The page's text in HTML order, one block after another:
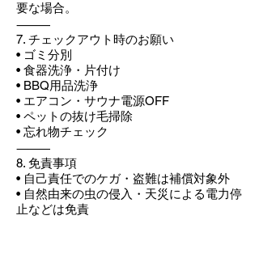
要な場合。
⸻
7. チェックアウト時のお願い
• ゴミ分別
• 食器洗浄・片付け
• BBQ用品洗浄
• エアコン・サウナ電源OFF
• ペットの抜け毛掃除
• 忘れ物チェック
⸻
8. 免責事項
• 自己責任でのケガ・盗難は補償対象外
• 自然由来の虫の侵入・天災による電力停
止などは免責